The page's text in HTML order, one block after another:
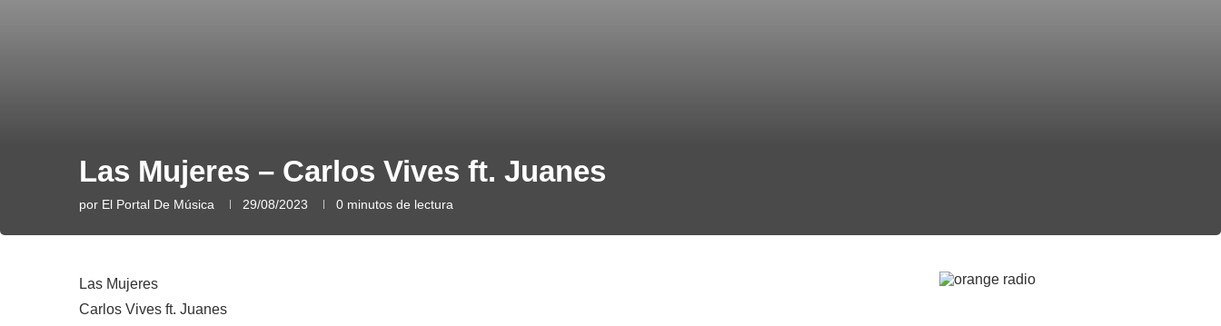
Las Mujeres – Carlos Vives ft. Juanes
por El Portal De Música 29/08/2023 0 minutos de lectura
Las Mujeres
Carlos Vives ft. Juanes